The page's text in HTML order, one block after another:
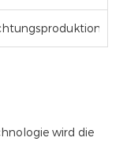
wird die